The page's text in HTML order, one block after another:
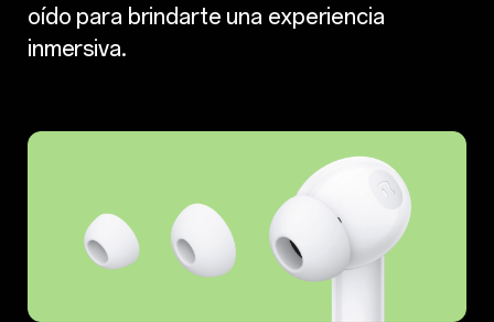
oído para brindarte una experiencia
inmersiva.